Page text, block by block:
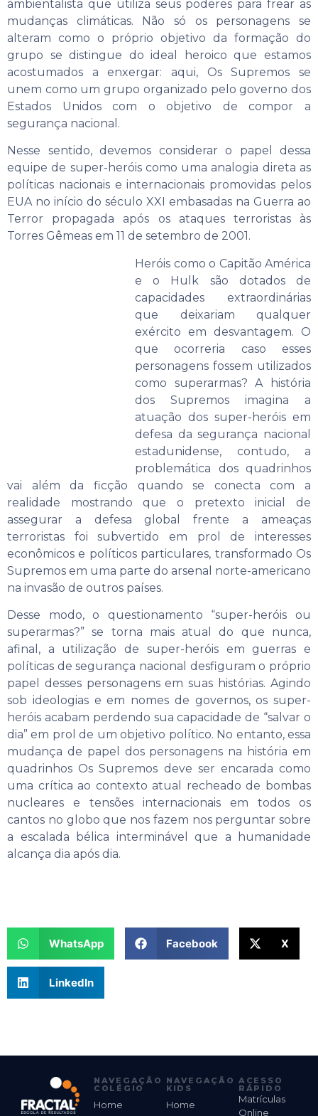
ambientalista que utiliza seus poderes para frear as
mudanças climáticas. Não só os personagens se
alteram como o próprio objetivo da formação do
grupo se distingue do ideal heroico que estamos
acostumados a enxergar: aqui, Os Supremos se
unem como um grupo organizado pelo governo dos
Estados Unidos com o objetivo de compor a
segurança nacional.
Nesse sentido, devemos considerar o papel dessa
equipe de super-heróis como uma analogia direta as
políticas nacionais e internacionais promovidas pelos
EUA no início do século XXI embasadas na Guerra ao
Terror propagada após os ataques terroristas às
Torres Gêmeas em 11 de setembro de 2001.
Heróis como o Capitão América
e o Hulk são dotados de
capacidades extraordinárias
que deixariam qualquer
exército em desvantagem. O
que ocorreria caso esses
personagens fossem utilizados
como superarmas? A história
dos Supremos imagina a
atuação dos super-heróis em
defesa da segurança nacional
estadunidense, contudo, a
problemática dos quadrinhos
vai além da ficção quando se conecta com a
realidade mostrando que o pretexto inicial de
assegurar a defesa global frente a ameaças
terroristas foi subvertido em prol de interesses
econômicos e políticos particulares, transformado Os
Supremos em uma parte do arsenal norte-americano
na invasão de outros países.
Desse modo, o questionamento “super-heróis ou
superarmas?” se torna mais atual do que nunca,
afinal, a utilização de super-heróis em guerras e
políticas de segurança nacional desfiguram o próprio
papel desses personagens em suas histórias. Agindo
sob ideologias e em nomes de governos, os super-
heróis acabam perdendo sua capacidade de “salvar o
dia” em prol de um objetivo político. No entanto, essa
mudança de papel dos personagens na história em
quadrinhos Os Supremos deve ser encarada como
uma crítica ao contexto atual recheado de bombas
nucleares e tensões internacionais em todos os
cantos no globo que nos fazem nos perguntar sobre
a escalada bélica interminável que a humanidade
alcança dia após dia.
WhatsApp Facebook X
LinkedIn
NAVEGAÇÃO
COLÉGIO
Home
NAVEGAÇÃO
KIDS
Home
ACESSO
RÁPIDO
Matrículas
Online